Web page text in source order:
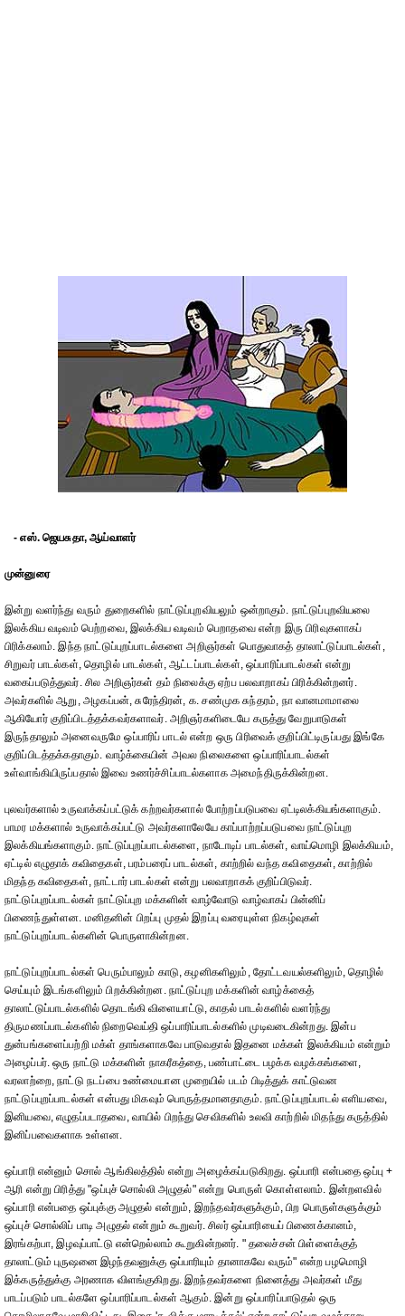
- எஸ். ஜெயசுதா, ஆய்வாளர்
முன்னுரை
இன்று வளர்ந்து வரும் துறைகளில் நாட்டுப்புறவியலும் ஒன்றாகும். நாட்டுப்புறவியலை
இலக்கிய வடிவம் பெற்றவை, இலக்கிய வடிவம் பெறாதவை என்ற இரு பிரிவுகளாகப்
பிரிக்கலாம். இந்த நாட்டுப்புறப்பாடல்களை அறிஞர்கள் பொதுவாகத் தாலாட்டுப்பாடல்கள்,
சிறுவர் பாடல்கள், தொழில் பாடல்கள், ஆட்டப்பாடல்கள், ஒப்பாரிப்பாடல்கள் என்று
வகைப்படுத்துவர். சில அறிஞர்கள் தம் நிலைக்கு ஏற்ப பலவாறாகப் பிரிக்கின்றனர்.
அவர்களில் ஆறு, அழகப்பன், சுரேந்திரன், க. சண்முக சுந்தரம், நா வானமாமாலை
ஆகியோர் குறிப்பிடத்தக்கவர்களாவர். அறிஞர்களிடையே கருத்து வேறுபாடுகள்
இருந்தாலும் அனைவருமே ஒப்பாரிப் பாடல் என்ற ஒரு பிரிவைக் குறிப்பிட்டிருப்பது இங்கே
குறிப்பிடத்தக்கதாகும். வாழ்க்கையின் அவல நிலைகளை ஒப்பாரிப்பாடல்கள்
உள்வாங்கியிருப்பதால் இவை உணர்ச்சிப்பாடல்களாக அமைந்திருக்கின்றன.
புலவர்களால் உருவாக்கப்பட்டுக் கற்றவர்களால் போற்றப்படுபவை ஏட்டிலக்கியங்களாகும்.
பாமர மக்களால் உருவாக்கப்பட்டு அவர்களாலேயே காப்பாற்றப்படுபவை நாட்டுப்புற
இலக்கியங்களாகும். நாட்டுப்புறப்பாடல்களை, நாடோடிப் பாடல்கள், வாய்மொழி இலக்கியம்,
ஏட்டில் எழுதாக் கவிதைகள், பரம்பரைப் பாடல்கள், காற்றில் வந்த கவிதைகள், காற்றில்
மிதந்த கவிதைகள், நாட்டார் பாடல்கள் என்று பலவாறாகக் குறிப்பிடுவர்.
நாட்டுப்புறப்பாடல்கள் நாட்டுப்புற மக்களின் வாழ்வோடு வாழ்வாகப் பின்னிப்
பிணைந்துள்ளன. மனிதனின் பிறப்பு முதல் இறப்பு வரையுள்ள நிகழ்வுகள்
நாட்டுப்புறப்பாடல்களின் பொருளாகின்றன.
நாட்டுப்புறப்பாடல்கள் பெரும்பாலும் காடு, கழனிகளிலும், தோட்டவயல்களிலும், தொழில்
செய்யும் இடங்களிலும் பிறக்கின்றன. நாட்டுப்புற மக்களின் வாழ்க்கைத்
தாலாட்டுப்பாடல்களில் தொடங்கி விளையாட்டு, காதல் பாடல்களில் வளர்ந்து
திருமணப்பாடல்களில் நிறைவெய்தி ஒப்பாரிப்பாடல்களில் முடிவடைகின்றது. இன்ப
துன்பங்களைப்பற்றி மக்ள் தாங்களாகவே பாடுவதால் இதனை மக்கள் இலக்கியம் என்றும்
அழைப்பர். ஒரு நாட்டு மக்களின் நாகரீகத்தை, பண்பாட்டை பழக்க வழக்கங்களை,
வரலாற்றை, நாட்டு நடப்பை உண்மையான முறையில் படம் பிடித்துக் காட்டுவன
நாட்டுப்புறப்பாடல்கள் என்பது மிகவும் பொருத்தமானதாகும். நாட்டுப்புறப்பாடல் எளியவை,
இனியவை, எழுதப்படாதவை, வாயில் பிறந்து செவிகளில் உலவி காற்றில் மிதந்து கருத்தில்
இனிப்பவைகளாக உள்ளன.
ஒப்பாரி என்னும் சொல் ஆங்கிலத்தில் என்று அழைக்கப்படுகிறது. ஒப்பாரி என்பதை ஒப்பு +
ஆரி என்று பிரித்து "ஒப்புச் சொல்லி அழுதல்" என்று பொருள் கொள்ளலாம். இன்றளவில்
ஒப்பாரி என்பதை ஒப்புக்கு அழுதல் என்றும், இறந்தவர்களுக்கும், பிற பொருள்களுக்கும்
ஒப்புச் சொல்லிப் பாடி அழுதல் என்றும் கூறுவர். சிலர் ஒப்பாரியைப் பிணைக்கானம்,
இரங்கற்பா, இழவுப்பாட்டு என்றெல்லாம் கூறுகின்றனர். " தலைச்சன் பிள்ளைக்குத்
தாலாட்டும் புருஷனை இழந்தவனுக்கு ஒப்பாரியும் தானாகவே வரும்" என்ற பழமொழி
இக்கருத்துக்கு அரணாக விளங்குகிறது. இறந்தவர்களை நினைத்து அவர்கள் மீது
பாடப்படும் பாடல்களே ஒப்பாரிப்பாடல்கள் ஆகும். இன்று ஒப்பாரிப்பாடுதல் ஒரு